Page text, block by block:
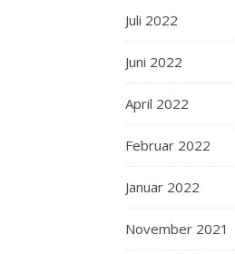
Juli 2022
Juni 2022
April 2022
Februar 2022
Januar 2022
November 2021